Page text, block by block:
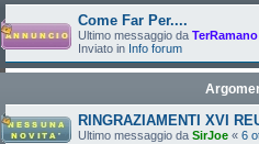
Come Far Per....
Ultimo messaggio da TerRamano
Inviato in Info forum
RINGRAZIAMENTI XVI
Ultimo messaggio da SirJoe « 6